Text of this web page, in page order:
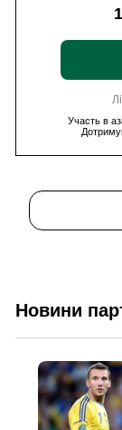
Участь в